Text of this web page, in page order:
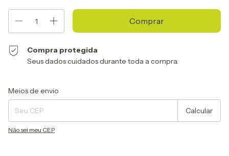
Compra protegida
Seus dados cuidados durante toda a compra.
Entregas para o CEP:
Meios de envio
Calcular
Não sei meu CEP